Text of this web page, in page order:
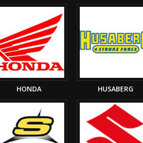
HONDA HUSABERG